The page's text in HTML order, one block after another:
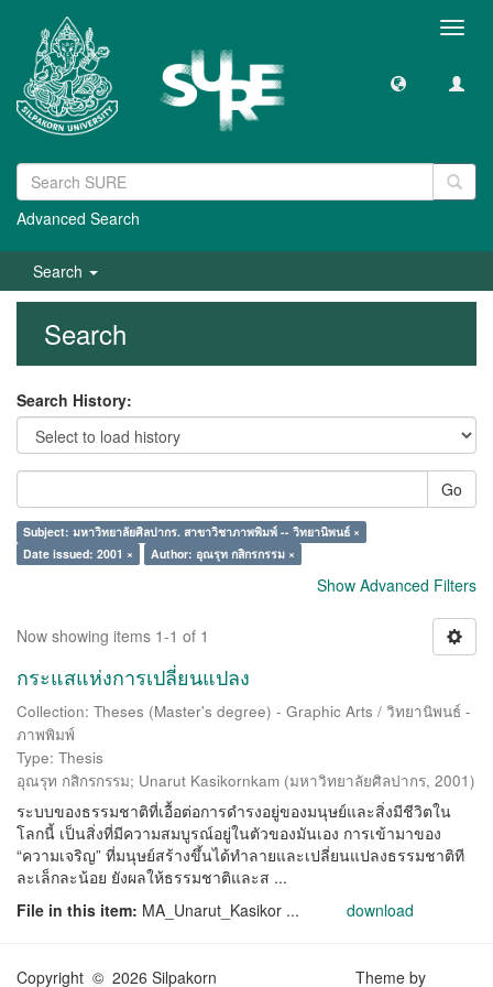
Advanced Search
Search
Search
Search History:
Go
Subject: มหาวิทยาลัยศิลปากร. สาขาวิชาภาพพิมพ์ -- วิทยานิพนธ์ ×
Date issued: 2001 ×
Author: อุณรุท กสิกรกรรม ×
Show Advanced Filters
Now showing items 1-1 of 1
กระแสแห่งการเปลี่ยนแปลง
Collection: Theses (Master's degree) - Graphic Arts / วิทยานิพนธ์ -
ภาพพิมพ์
Type: Thesis
อุณรุท กสิกรกรรม; Unarut Kasikornkam (มหาวิทยาลัยศิลปากร, 2001)
ระบบของธรรมชาติที่เอื้อต่อการดำรงอยู่ของมนุษย์และสิ่งมีชีวิตใน
โลกนี้ เป็นสิ่งที่มีความสมบูรณ์อยู่ในตัวของมันเอง การเข้ามาของ
“ความเจริญ” ที่มนุษย์สร้างขึ้นได้ทำลายและเปลี่ยนแปลงธรรมชาติที
ละเล็กละน้อย ยังผลให้ธรรมชาติและส ...
File in this item: MA_Unarut_Kasikor ... download
Copyright © 2026 Silpakorn Theme by